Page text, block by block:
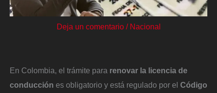
Deja un comentario / Nacional
En Colombia, el trámite para renovar la licencia de
conducción es obligatorio y está regulado por el Código